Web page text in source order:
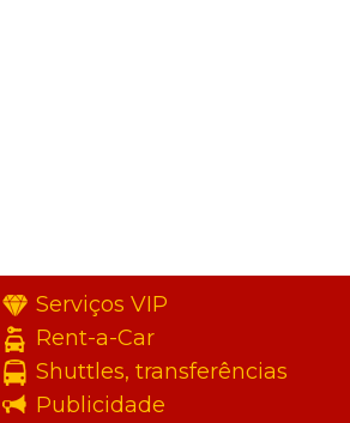
Serviços VIP
Rent-a-Car
Shuttles, transferências
Publicidade